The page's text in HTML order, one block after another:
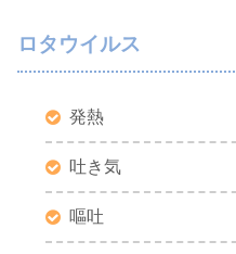
ロタウイルス
発熱
吐き気
嘔吐